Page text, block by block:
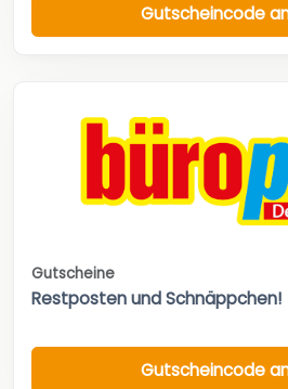
Gutscheincode
Gutscheine
Restposten und Schnäppchen!
Gutscheincode